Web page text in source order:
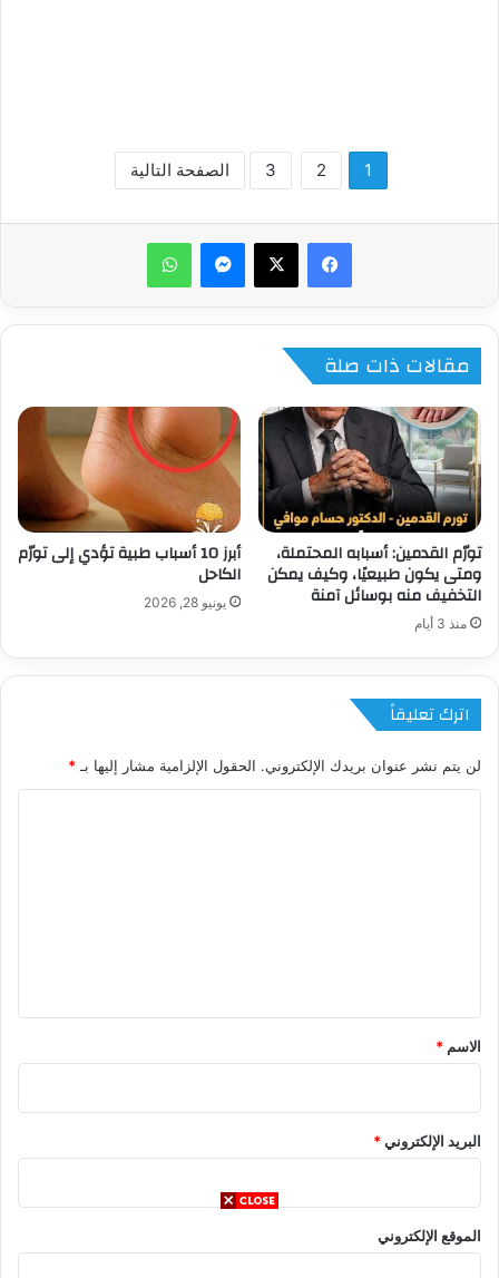
1
2
3 الصفحة التالية
ماسنجر واتساب
مقالات ذات صلة
تورّم القدمين: أسبابه المحتملة،
ومتى يكون طبيعيًا، وكيف يمكن
التخفيف منه بوسائل آمنة
منذ 3 أيام
أبرز 10 أسباب طبية تؤدي إلى تورّم
الكاحل
يونيو 28, 2026
اترك تعليقاً
لن يتم نشر عنوان بريدك الإلكتروني. الحقول الإلزامية مشار إليها بـ *
*
الاسم *
البريد الإلكتروني*
الموقع الإلكتروني